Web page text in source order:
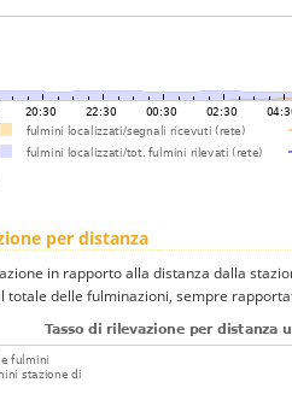
per distanza
in rapporto alla distanza dalla
totale delle fulminazioni, sempre